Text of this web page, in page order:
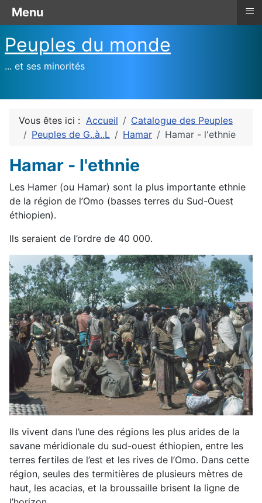
Peuples du monde
... et ses minorités
Vous êtes ici : Accueil
Catalogue des Peuples
Peuples de G..à..L
Hamar Hamar - l'ethnie
Hamar - l'ethnie
Les Hamer (ou Hamar) sont la plus importante ethnie
de la région de l’Omo (basses terres du Sud-Ouest
éthiopien).
Ils seraient de l’ordre de 40 000.
Ils vivent dans l’une des régions les plus arides de la
savane méridionale du sud-ouest éthiopien, entre les
terres fertiles de l’est et les rives de l’Omo. Dans cette
région, seules des termitières de plusieurs mètres de
haut, les acacias, et la broussaille brisent la ligne de
Menu ≡